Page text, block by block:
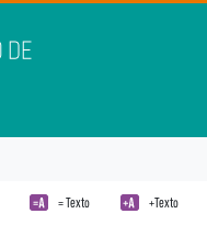
= Texto +Texto